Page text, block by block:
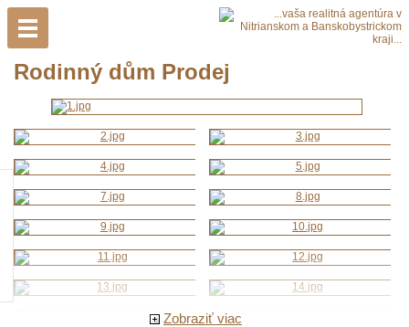
Rodinný dům Prodej
Zobraziť viac